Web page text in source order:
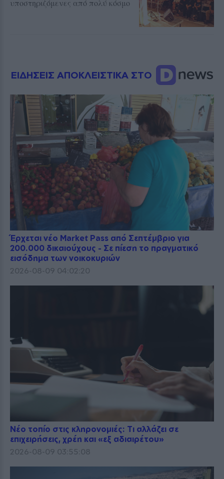
υποστηριζόμενες από πολύ κόσμο
ΕΙΔΗΣΕΙΣ ΑΠΟΚΛΕΙΣΤΙΚΑ ΣΤΟ
Έρχεται νέο Market Pass από Σεπτέμβριο για
200.000 δικαιούχους - Σε πίεση το πραγματικό
εισόδημα των νοικοκυριών
2026-08-09 04:02:20
Νέο τοπίο στις κληρονομιές: Τι αλλάζει σε
επιχειρήσεις, χρέη και «εξ αδιαιρέτου»
2026-08-09 03:55:08